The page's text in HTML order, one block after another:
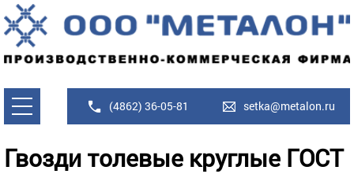
(4862) 36-05-81 setka@metalon.ru
Гвозди толевые круглые ГОСТ